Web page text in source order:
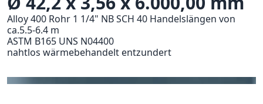
Alloy 400 Rohr 1 1/4" NB SCH 40 Handelslängen von
ca.5.5-6.4 m
ASTM B165 UNS N04400
nahtlos wärmebehandelt entzundert